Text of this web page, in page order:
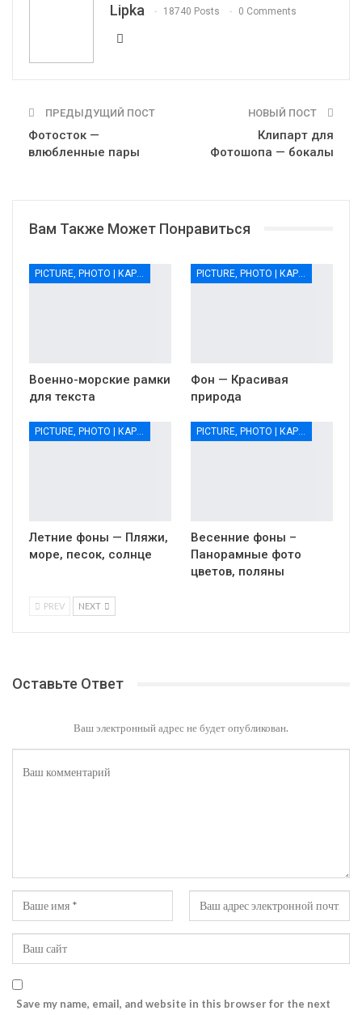
Lipka 18740 Posts 0 Comments
ПРЕДЫДУЩИЙ ПОСТ
Фотосток —
влюбленные пары
НОВЫЙ ПОСТ
Клипарт для
Фотошопа — бокалы
Вам Также Может Понравиться
Военно-морские рамки
для текста
Фон — Красивая
природа
PICTURE, PHOTO | КАРТИНКИ, ФОТО
Летние фоны — Пляжи,
море, песок, солнце
PICTURE, PHOTO | КАРТИНКИ, ФОТО
Весенние фоны –
Панорамные фото
цветов, поляны
PREV NEXT
Оставьте Ответ
Ваш электронный адрес не будет опубликован.
Save my name, email, and website in this browser for the next